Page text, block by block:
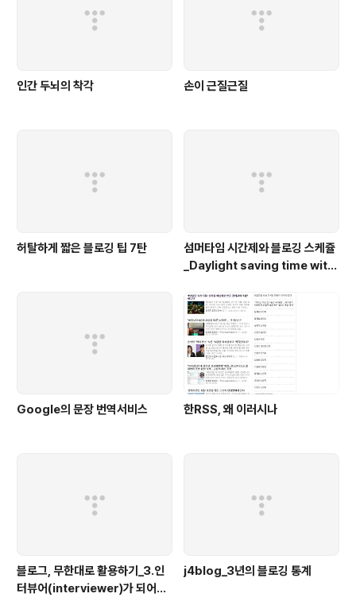
인간 두뇌의 착각 손이 근질근질
허탈하게 짧은 블로깅 팁 7탄
섬머타임 시간제와 블로깅 스케쥴
_Daylight saving time with
Google의 문장 번역서비스 한RSS, 왜 이러시나
블로그, 무한대로 활용하기_3.인
터뷰어(interviewer)가 되어보
j4blog_3년의 블로깅 통계